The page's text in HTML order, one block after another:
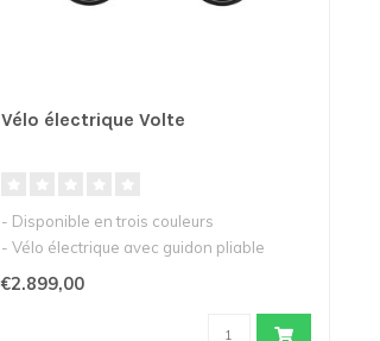
Vélo électrique Volte
- Disponible en trois couleurs
- Vélo électrique avec guidon pliable
- Conç..
€2.899,00